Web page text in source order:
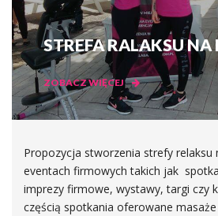
STREFA RALAKSU NA
ZOBACZ WIĘCEJ
Propozycja stworzenia strefy relaksu
eventach firmowych takich jak
imprezy firmowe, wystawy, targi czy
częścią spotkania oferowane